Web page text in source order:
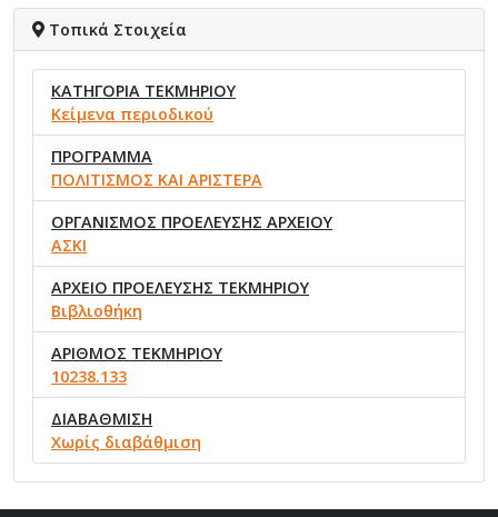
Τοπικά Στοιχεία
ΚΑΤΗΓΟΡΙΑ ΤΕΚΜΗΡΙΟΥ
Κείμενα περιοδικού
ΠΡΟΓΡΑΜΜΑ
ΠΟΛΙΤΙΣΜΟΣ ΚΑΙ ΑΡΙΣΤΕΡΑ
ΟΡΓΑΝΙΣΜΟΣ ΠΡΟΕΛΕΥΣΗΣ ΑΡΧΕΙΟΥ
ΑΣΚΙ
ΑΡΧΕΙΟ ΠΡΟΕΛΕΥΣΗΣ ΤΕΚΜΗΡΙΟΥ
Βιβλιοθήκη
ΑΡΙΘΜΟΣ ΤΕΚΜΗΡΙΟΥ
10238.133
ΔΙΑΒΑΘΜΙΣΗ
Χωρίς διαβάθμιση